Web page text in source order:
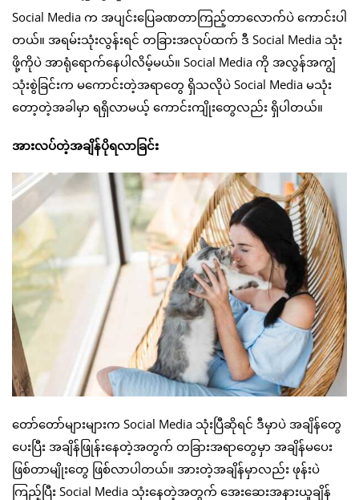
Social Media က အပျင်းပြေခဏတာကြည့်တာလောက်ပဲ ကောင်းပါ
တယ်။ အရမ်းသုံးလွန်းရင် တခြားအလုပ်ထက် ဒီ Social Media သုံး
ဖို့ကိုပဲ အာရုံရောက်နေပါလိမ့်မယ်။ Social Media ကို အလွန်အကျွံ
သုံးစွဲခြင်းက မကောင်းတဲ့အရာတွေ ရှိသလိုပဲ Social Media မသုံး
တော့တဲ့အခါမှာ ရရှိလာမယ့် ကောင်းကျိုးတွေလည်း ရှိပါတယ်။
အားလပ်တဲ့အချိန်ပိုရလာခြင်း
တော်တော်များများက Social Media သုံးပြီဆိုရင် ဒီမှာပဲ အချိန်တွေ
ပေးပြီး အချိန်ဖြုန်းနေတဲ့အတွက် တခြားအရာတွေမှာ အချိန်မပေး
ဖြစ်တာမျိုးတွေ ဖြစ်လာပါတယ်။ အားတဲ့အချိန်မှာလည်း ဖုန်းပဲ
ကြည့်ပြီး Social Media သုံးနေတဲ့အတွက် အေးဆေးအနားယူချိန်